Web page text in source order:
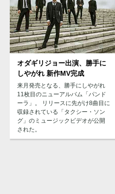
オダギリジョー出演、勝手に
しやがれ 新作MV完成
来月発売となる、勝手にしやがれ
11枚目のニューアルバム「パンド
ーラ」。 リリースに先がけ8曲目に
収録されている「タクシー・ソン
グ」のミュージックビデオが公開
された。